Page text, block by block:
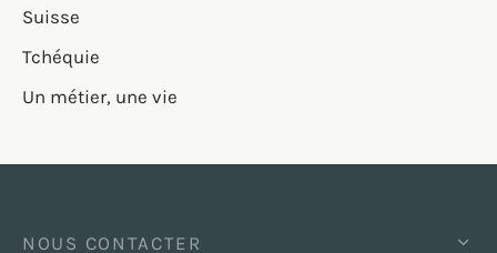
Suisse
Tchéquie
Un métier, une vie
NOUS CONTACTER